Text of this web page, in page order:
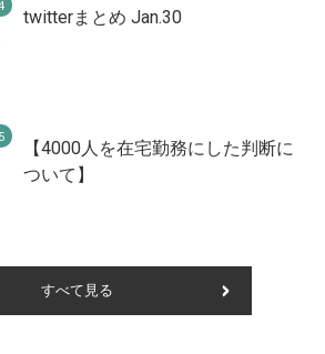
twitterまとめ Jan.30
【4000人を在宅勤務にした判断に
ついて】
すべて見る